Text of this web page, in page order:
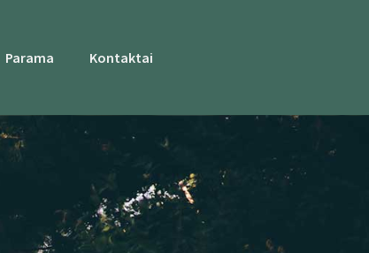
Parama Kontaktai